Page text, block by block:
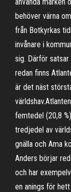
behöver värna
från Botkyrkas
invånare i
sig. Därför
redan finns
är det näst
femtedel (20,8
tredjedel av
gnälla och Ama
Anders börjar
och har
en anings för